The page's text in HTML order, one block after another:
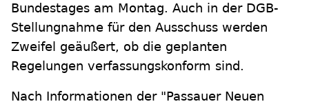
Bundestages am Montag. Auch in der DGB-
Stellungnahme für den Ausschuss werden
Zweifel geäußert, ob die geplanten
Regelungen verfassungskonform sind.
Nach Informationen der "Passauer Neuen